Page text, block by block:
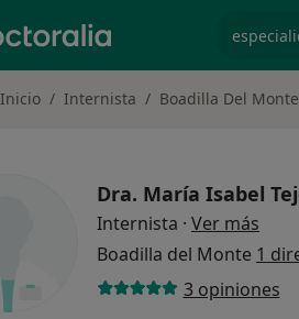
Internista Boadilla Del Monte
Dra. María Isabel
Internista · Ver más
Boadilla del Monte 1
3 opiniones